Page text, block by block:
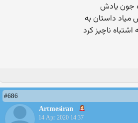
جون یادش
میاد داستان به
ناچیز کرد
#686
Artmesiran
14 Apr 2020 14:37